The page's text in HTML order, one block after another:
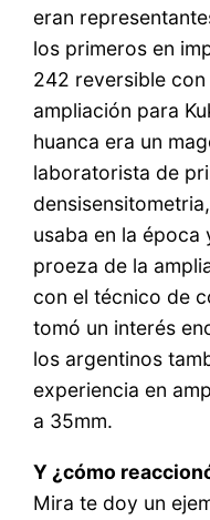
eran
los primeros en
242 reversible con
ampliación para
huanca era un
laboratorista de
usaba en la época
proeza de la
con el técnico de
tomó un interés
los argentinos
experiencia en
a 35mm.
Y ¿cómo
Mira te doy un